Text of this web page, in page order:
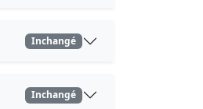
Inchangé
Inchangé